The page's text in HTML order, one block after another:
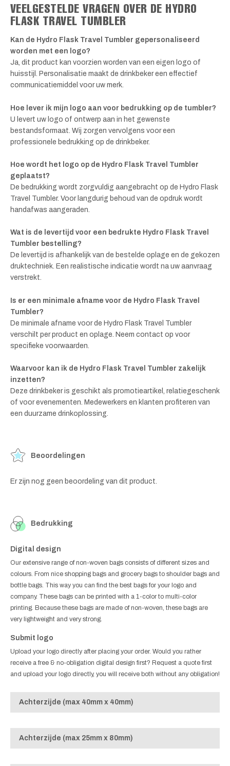
VEELGESTELDE VRAGEN OVER DE HYDRO
FLASK TRAVEL TUMBLER
Kan de Hydro Flask Travel Tumbler gepersonaliseerd
worden met een logo?
Ja, dit product kan voorzien worden van een eigen logo of
huisstijl. Personalisatie maakt de drinkbeker een effectief
communicatiemiddel voor uw merk.
Hoe lever ik mijn logo aan voor bedrukking op de tumbler?
U levert uw logo of ontwerp aan in het gewenste
bestandsformaat. Wij zorgen vervolgens voor een
professionele bedrukking op de drinkbeker.
Hoe wordt het logo op de Hydro Flask Travel Tumbler
geplaatst?
De bedrukking wordt zorgvuldig aangebracht op de Hydro Flask
Travel Tumbler. Voor langdurig behoud van de opdruk wordt
handafwas aangeraden.
Wat is de levertijd voor een bedrukte Hydro Flask Travel
Tumbler bestelling?
De levertijd is afhankelijk van de bestelde oplage en de gekozen
druktechniek. Een realistische indicatie wordt na uw aanvraag
verstrekt.
Is er een minimale afname voor de Hydro Flask Travel
Tumbler?
De minimale afname voor de Hydro Flask Travel Tumbler
verschilt per product en oplage. Neem contact op voor
specifieke voorwaarden.
Waarvoor kan ik de Hydro Flask Travel Tumbler zakelijk
inzetten?
Deze drinkbeker is geschikt als promotieartikel, relatiegeschenk
of voor evenementen. Medewerkers en klanten profiteren van
een duurzame drinkoplossing.
Beoordelingen
Er zijn nog geen beoordeling van dit product.
Bedrukking
Digital design
Our extensive range of non-woven bags consists of different sizes and
colours. From nice shopping bags and grocery bags to shoulder bags and
bottle bags. This way you can find the best bags for your logo and
company. These bags can be printed with a 1-color to multi-color
printing. Because these bags are made of non-woven, these bags are
very lightweight and very strong.
Submit logo
Upload your logo directly after placing your order. Would you rather
receive a free & no-obligation digital design first? Request a quote first
and upload your logo directly, you will receive both without any obligation!
Achterzijde (max 40mm x 40mm)
Achterzijde (max 25mm x 80mm)